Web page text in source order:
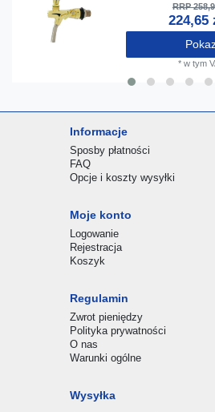
RRP
224,65
* w tym
Informacje
Sposby płatności
FAQ
Opcje i koszty wysyłki
Moje konto
Logowanie
Rejestracja
Koszyk
Regulamin
Zwrot pieniędzy
Polityka prywatności
O nas
Warunki ogólne
Wysyłka